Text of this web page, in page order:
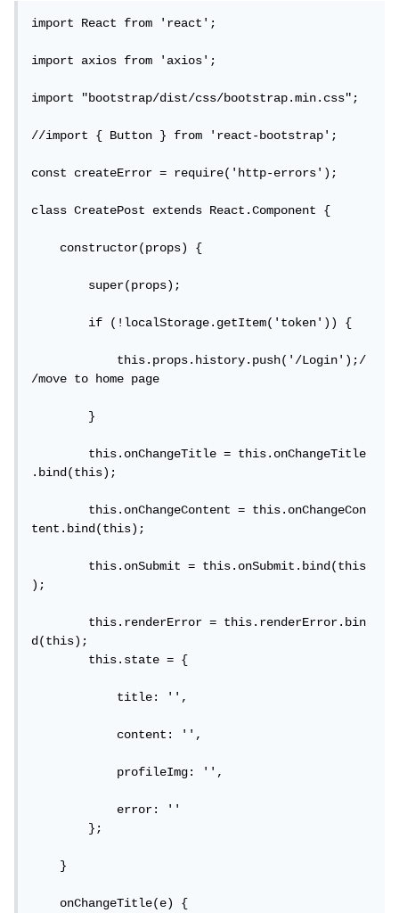
import React from 'react';
import axios from 'axios';
import "bootstrap/dist/css/bootstrap.min.css";
//import { Button } from 'react-bootstrap';
const createError = require('http-errors');
class CreatePost extends React.Component {
constructor(props) {
super(props);
if (!localStorage.getItem('token')) {
this.props.history.push('/Login');/
/move to home page
}
this.onChangeTitle = this.onChangeTitle
.bind(this);
this.onChangeContent = this.onChangeCon
tent.bind(this);
this.onSubmit = this.onSubmit.bind(this
);
this.renderError = this.renderError.bin
d(this);
this.state = {
title: '',
content: '',
profileImg: '',
error: ''
};
}
onChangeTitle(e) {